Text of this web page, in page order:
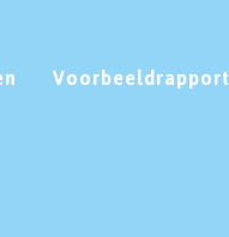
Voorbeeldrapport